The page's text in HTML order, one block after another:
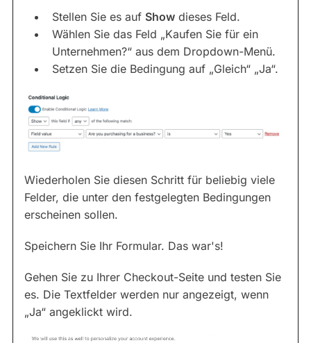
Stellen Sie es auf Show dieses Feld.
Wählen Sie das Feld „Kaufen Sie für ein
Unternehmen?“ aus dem Dropdown-Menü.
Setzen Sie die Bedingung auf „Gleich“ „Ja“.
Wiederholen Sie diesen Schritt für beliebig viele
Felder, die unter den festgelegten Bedingungen
erscheinen sollen.
Speichern Sie Ihr Formular. Das war's!
Gehen Sie zu Ihrer Checkout-Seite und testen Sie
es. Die Textfelder werden nur angezeigt, wenn
„Ja“ angeklickt wird.